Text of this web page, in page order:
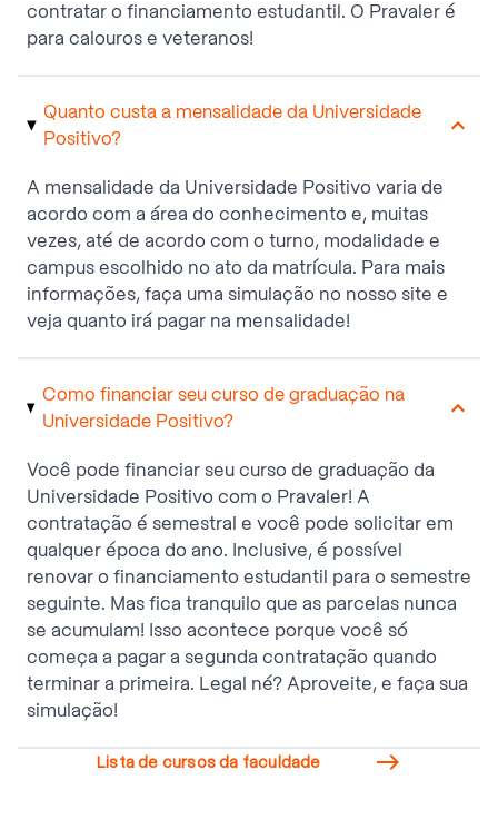
contratar o financiamento estudantil. O Pravaler é
para calouros e veteranos!
Quanto custa a mensalidade da Universidade
Positivo?
A mensalidade da Universidade Positivo varia de
acordo com a área do conhecimento e, muitas
vezes, até de acordo com o turno, modalidade e
campus escolhido no ato da matrícula. Para mais
informações, faça uma simulação no nosso site e
veja quanto irá pagar na mensalidade!
Como financiar seu curso de graduação na
Universidade Positivo?
Você pode financiar seu curso de graduação da
Universidade Positivo com o Pravaler! A
contratação é semestral e você pode solicitar em
qualquer época do ano. Inclusive, é possível
renovar o financiamento estudantil para o semestre
seguinte. Mas fica tranquilo que as parcelas nunca
se acumulam! Isso acontece porque você só
começa a pagar a segunda contratação quando
terminar a primeira. Legal né? Aproveite, e faça sua
simulação!
Lista de cursos da faculdade 